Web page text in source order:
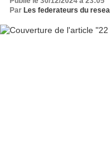
Par Les federateurs du